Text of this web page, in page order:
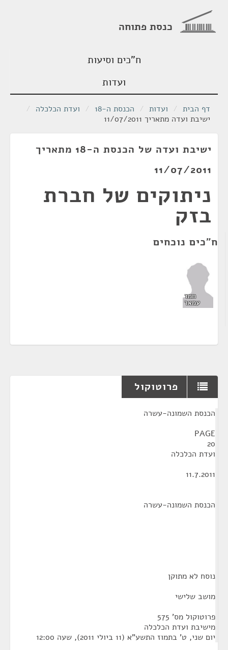
כנסת פתוחה
ח"כים וסיעות
ועדות
דף הבית / ועדות / הכנסת ה-18 / ועדת הכלכלה /
ישיבת ועדה מתאריך 11/07/2011
ישיבת ועדה של הכנסת ה-18 מתאריך
11/07/2011
ניתוקים של חברת
בזק
ח"כים נוכחים
חמד
עמאר
פרוטוקול
הכנסת השמונה-עשרה
PAGE
20
ועדת הכלכלה
11.7.2011
הכנסת השמונה-עשרה
נוסח לא מתוקן
מושב שלישי
פרוטוקול מס' 575
מישיבת ועדת הכלכלה
יום שני, ט' בתמוז התשע"א (11 ביולי 2011), שעה 12:00